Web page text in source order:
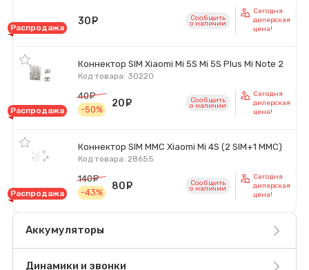
Распродажа
30 Сообщить
o наличии
Сегодня
дилерская
цена!
Коннектор SIM Xiaomi Mi 5S Mi 5S Plus Mi Note 2
Код товара: 30220
Распродажа
40
руб.
-50%
20 Сообщить
o наличии
Сегодня
дилерская
цена!
Коннектор SIM MMC Xiaomi Mi 4S (2 SIM+1 MMC)
Код товара: 28655
Распродажа
140
руб.
-43%
80 Сообщить
o наличии
Сегодня
дилерская
цена!
Аккумуляторы
Динамики и звонки